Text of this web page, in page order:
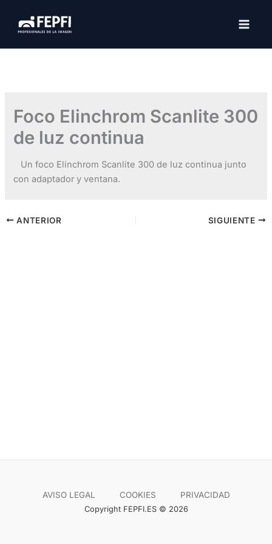
contenido
Foco Elinchrom Scanlite 300
de luz continua
Un foco Elinchrom Scanlite 300 de luz continua junto
con adaptador y ventana.
ANTERIOR SIGUIENTE
AVISO LEGAL COOKIES PRIVACIDAD
Copyright FEPFI.ES © 2026